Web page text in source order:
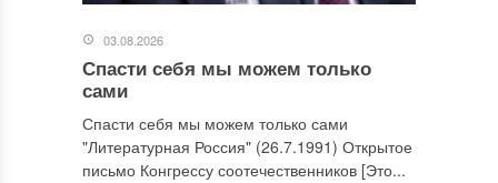
03.08.2026
Спасти себя мы можем только
сами
Спасти себя мы можем только сами
"Литературная Россия" (26.7.1991) Открытое
письмо Конгрессу соотечественников [Это...